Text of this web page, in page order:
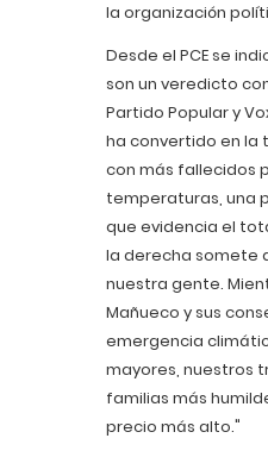
la organización
Desde el PCE se
son un veredicto
Partido Popular y
ha convertido en la
con más fallecidos
temperaturas, una
que evidencia el
la derecha somete
nuestra gente.
Mañueco y sus
emergencia
mayores, nuestros
familias más
precio más alto."